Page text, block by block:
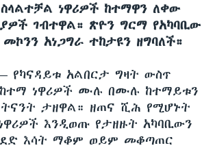
ነዋሪዎች ከተማዋን ለቀው
ገብተዋል። ጽዮን ግርማ የአካባቢው
አነጋግራ ተከታዩን ዘግባለች።
የካናዳይቱ አልበርታ ግዛት ውስጥ
ነዋሪዎች ሙሉ በሙሉ ከተማይቱን
ታዘዋል። ዘጠና ሺሕ የሚሆኑት
እንዲወጡ የታዘዙት አካባቢውን
እሳት ማቆም ወይም መቆጣጠር